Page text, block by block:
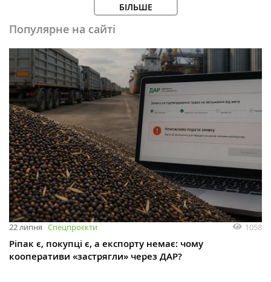
БІЛЬШЕ
Популярне на сайті
22 липня Спецпроєкти 1058
Ріпак є, покупці є, а експорту немає: чому
кооперативи «застрягли» через ДАР?